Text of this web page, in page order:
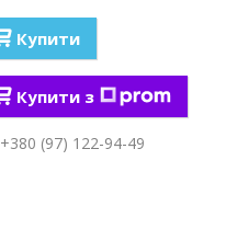
Купити
Купити з
+380 (97) 122-94-49